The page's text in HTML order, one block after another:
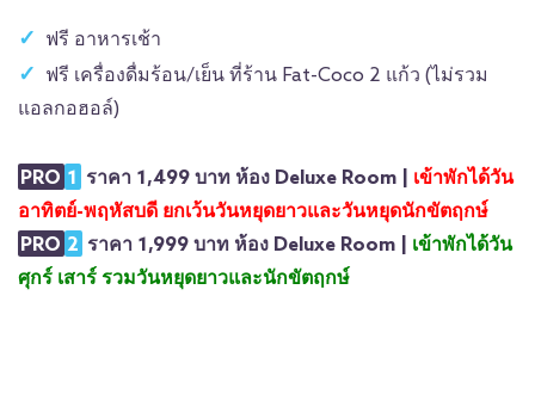
ฟรี อาหารเช้า
ฟรี เครื่องดื่มร้อน/เย็น ที่ร้าน Fat-Coco 2 แก้ว (ไม่รวม
แอลกอฮอล์)
PRO 1 ราคา 1,499 บาท ห้อง Deluxe Room |
เข้าพักได้วัน
อาทิตย์-พฤหัสบดี ยกเว้นวันหยุดยาวและวันหยุดนักขัตฤกษ์
PRO 2 ราคา 1,999 บาท ห้อง Deluxe Room |
เข้าพักได้วัน
ศุกร์ เสาร์ รวมวันหยุดยาวและนักขัตฤกษ์